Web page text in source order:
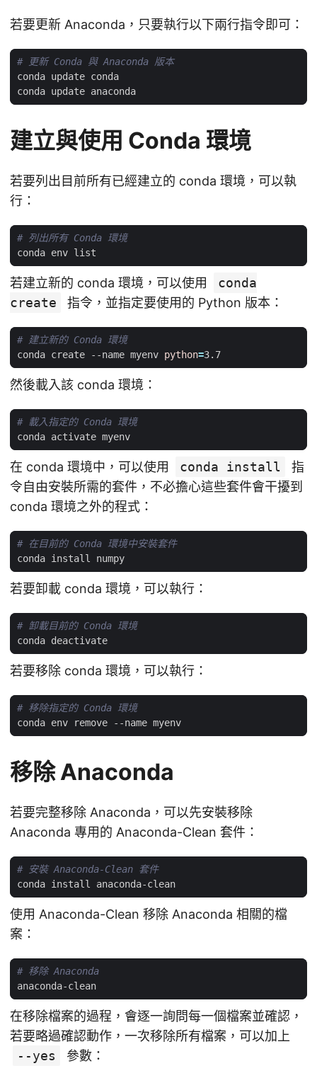
若要更新 Anaconda，只要執行以下兩行指令即可：
# 更新 Conda 與 Anaconda 版本
建立與使用 Conda 環境
若要列出目前所有已經建立的 conda 環境，可以執
行：
# 列出所有 Conda 環境
若建立新的 conda 環境，可以使用
conda
create
指令，並指定要使用的 Python 版本：
# 建立新的 Conda 環境
conda create --name myenv python=
然後載入該 conda 環境：
# 載入指定的 Conda 環境
在 conda 環境中，可以使用 conda install
指
令自由安裝所需的套件，不必擔心這些套件會干擾到
conda 環境之外的程式：
# 在目前的 Conda 環境中安裝套件
若要卸載 conda 環境，可以執行：
# 卸載目前的 Conda 環境
若要移除 conda 環境，可以執行：
# 移除指定的 Conda 環境
移除 Anaconda
若要完整移除 Anaconda，可以先安裝移除
Anaconda 專用的 Anaconda-Clean 套件：
# 安裝 Anaconda-Clean 套件
使用 Anaconda-Clean 移除 Anaconda 相關的檔
案：
# 移除 Anaconda
在移除檔案的過程，會逐一詢問每一個檔案並確認，
若要略過確認動作，一次移除所有檔案，可以加上
--yes
參數：